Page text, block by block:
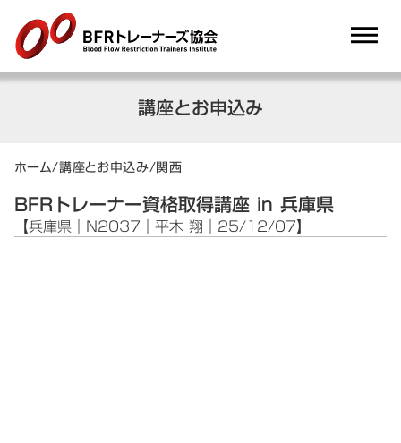
講座とお申込み
ホーム/講座とお申込み/関西
BFRトレーナー資格取得講座 in 兵庫県
【兵庫県｜N2037｜平木 翔｜25/12/07】
dehaze